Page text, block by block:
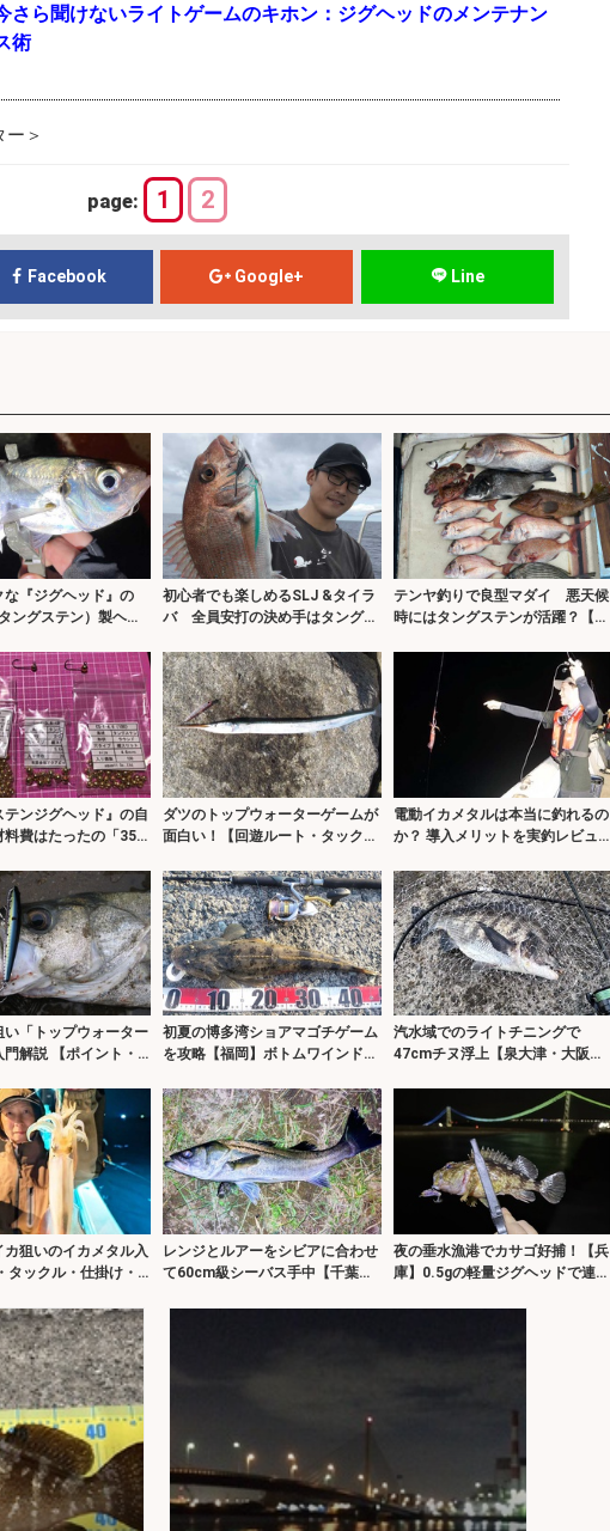
さら聞けないライトゲームのキホン：ジグヘッドのメンテナン
術
ー＞
page: 1 2
Facebook Google+ Line
な『ジグヘッド』の
ングステン）製ヘッ
初心者でも楽しめるSLJ &タイラ
バ 全員安打の決め手はタングス
テンヤ釣りで良型マダイ 悪天候
時にはタングステンが活躍？【福
テンジグヘッド』の自
費はたったの「35
ダツのトップウォーターゲームが
面白い！【回遊ルート・タック
電動イカメタルは本当に釣れるの
か？ 導入メリットを実釣レビュ
い「トップウォーター
解説 【ポイント・
初夏の博多湾ショアマゴチゲーム
を攻略【福岡】ボトムワインドで
汽水域でのライトチニングで
47cmチヌ浮上【泉大津・大阪】
カ狙いのイカメタル入
タックル・仕掛け・
レンジとルアーをシビアに合わせ
て60cm級シーバス手中【千葉】
夜の垂水漁港でカサゴ好捕！【兵
庫】0.5gの軽量ジグヘッドで連発